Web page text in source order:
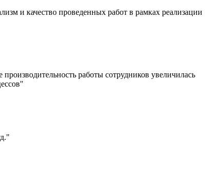
и качество проведенных работ в рамках реализации
работы сотрудников увеличилась